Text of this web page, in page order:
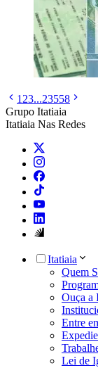
1 23...23558
Grupo Itatiaia
Itatiaia Nas Redes
Itatiaia
Quem
Ouça a
Entre
Lei de